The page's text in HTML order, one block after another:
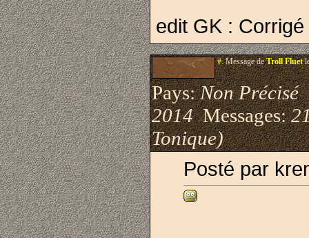
edit GK : Corrigé
#.Message deTroll Fluet
Pays:Non Précisé
2014Messages:
Tonique)
Posté par